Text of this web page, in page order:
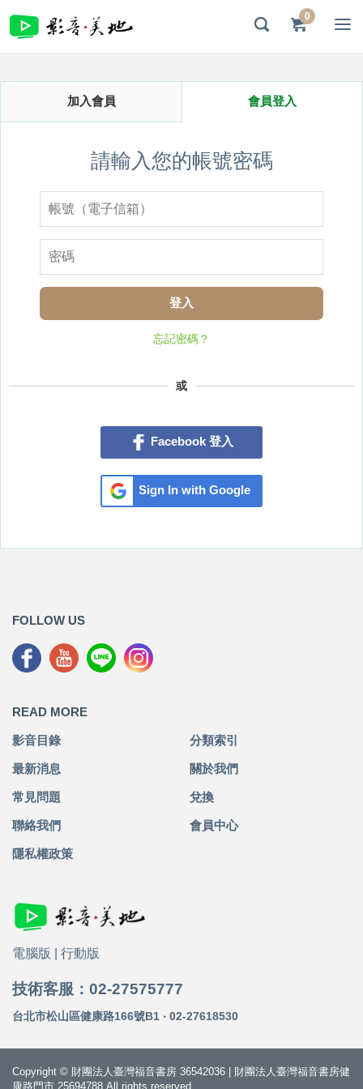
0
加入會員 會員登入
請輸入您的帳號密碼
登入
忘記密碼？
或
Facebook 登入
Sign In with Google
FOLLOW US
READ MORE
影音目錄 分類索引
最新消息 關於我們
常見問題 兌換
聯絡我們 會員中心
隱私權政策
電腦版 行動版
技術客服：02-27575777
台北市松山區健康路166號B1 ‧ 02-27618530
Copyright © 財團法人臺灣福音書房 36542036 | 財團法人臺灣福音書房健
康路門市 25694788 All rights reserved.